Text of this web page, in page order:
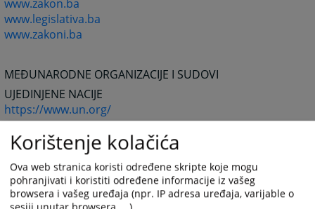
www.zakon.ba
www.legislativa.ba
www.zakoni.ba
MEĐUNARODNE ORGANIZACIJE I SUDOVI
UJEDINJENE NACIJE
https://www.un.org/
https://www.icj-cij.org/
MEĐUNARODNI KRIVIČNI TRIBUNAL U HAGU
https://www.un.org/icty/
MEĐUNARODNI KRIVIČNI SUD
Korištenje kolačića
Ova web stranica koristi određene skripte koje mogu
pohranjivati i koristiti određene informacije iz vašeg
browsera i vašeg uređaja (npr. IP adresa uređaja, varijable o